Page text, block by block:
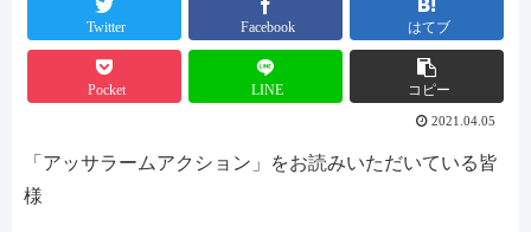
Twitter Facebook はてブ
Pocket LINE コピー
2021.04.05
「アッサラームアクション」をお読みいただいている皆
様